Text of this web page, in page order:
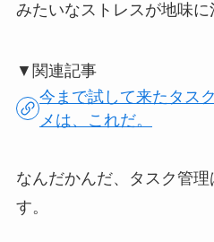
みたいなストレスが地味に
▼関連記事
今まで試して来たタス
メは、これだ。
なんだかんだ、タスク管
す。